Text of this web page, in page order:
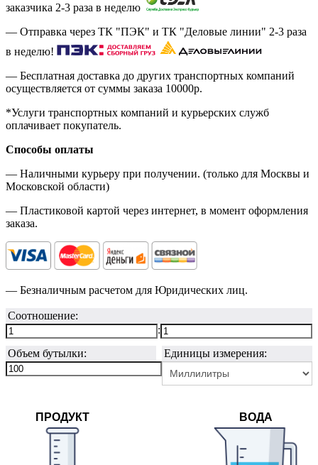
заказчика 2-3 раза в неделю
— Отправка через ТК "ПЭК" и ТК "Деловые линии" 2-3 раза
в неделю!
— Бесплатная доставка до других транспортных компаний
осуществляется от суммы заказа 10000р.
*Услуги транспортных компаний и курьерских служб
оплачивает покупатель.
Способы оплаты
— Наличными курьеру при получении. (только для Москвы и
Московской области)
— Пластиковой картой через интернет, в момент оформления
заказа.
— Безналичным расчетом для Юридических лиц.
Соотношение:
:
Объем бутылки:
Единицы измерения:
ПРОДУКТ ВОДА